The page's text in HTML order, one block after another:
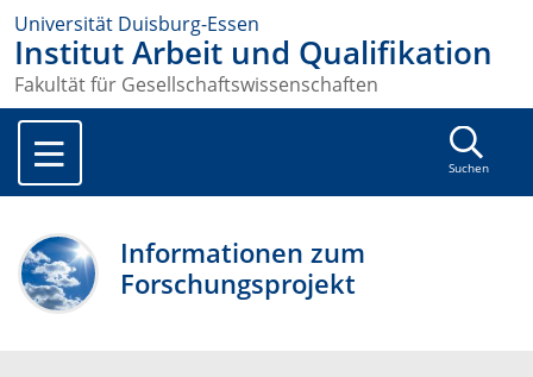
Universität Duisburg-Essen
Institut Arbeit und Qualifikation
Fakultät für Gesellschaftswissenschaften
Suchen
Informationen zum
Forschungsprojekt